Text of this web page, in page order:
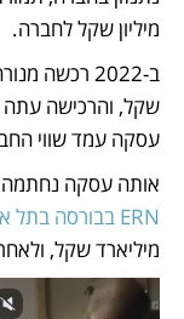
מיליון שקל לחברה.
עסקה עמד שווי החברה על 600
אותה עסקה נחתמה
ERN בבורסה בתל אביב
מיליארד שקל,